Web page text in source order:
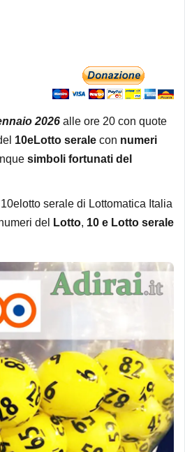
2026 alle ore 20 con quote
10eLotto serale con numeri
simboli fortunati del
serale di Lottomatica Italia
del
Lotto, 10 e Lotto serale